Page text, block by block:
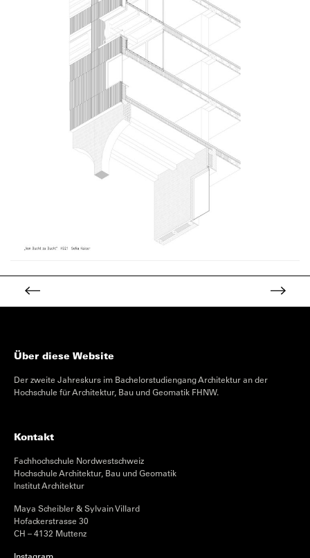
Über diese Website
Der zweite Jahreskurs im Bachelorstudiengang Architektur an der
Hochschule für Architektur, Bau und Geomatik FHNW.
Kontakt
Fachhochschule Nordwestschweiz
Hochschule Architektur, Bau und Geomatik
Institut Architektur
Maya Scheibler & Sylvain Villard
Hofackerstrasse 30
CH – 4132 Muttenz
Instagram